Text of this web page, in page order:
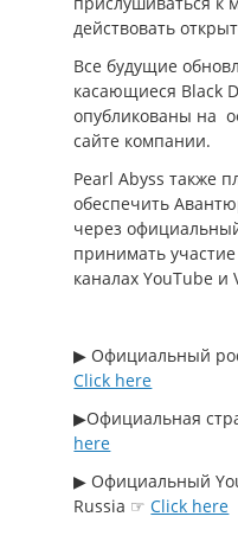
действовать
Все будущие
касающиеся Black
опубликованы на
сайте компании.
Pearl Abyss также
обеспечить
через
принимать
каналах YouTube и
▶ Официальный
Click here
▶Официальная
here
▶ Официальный
Russia ☞Click here